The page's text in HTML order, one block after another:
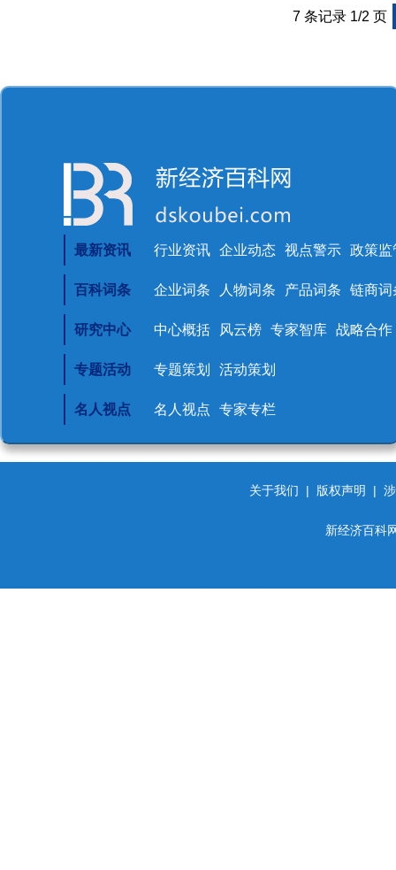
7 条记录 1/2 页
最新资讯 行业资讯 企业动态 视点警示 政策监
百科词条 企业词条 人物词条 产品词条 链商词
研究中心 中心概括 风云榜 专家智库 战略合作
专题活动 专题策划 活动策划
名人视点 名人视点 专家专栏
关于我们 | 版权声明 |
新经济百科